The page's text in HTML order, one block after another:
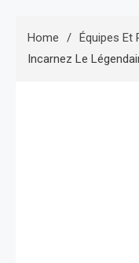
Home
Équipes Et
Incarnez Le